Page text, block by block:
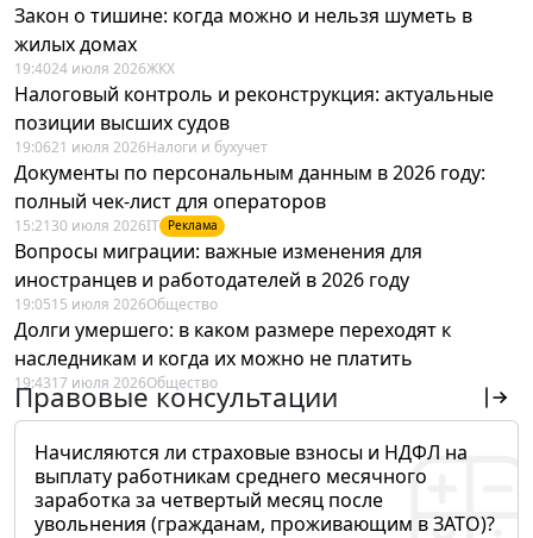
Закон о тишине: когда можно и нельзя шуметь в
жилых домах
19:4024 июля 2026ЖКХ
Налоговый контроль и реконструкция: актуальные
позиции высших судов
19:0621 июля 2026Налоги и бухучет
Документы по персональным данным в 2026 году:
полный чек-лист для операторов
15:21 30 июля 2026IT Реклама
Вопросы миграции: важные изменения для
иностранцев и работодателей в 2026 году
19:0515 июля 2026Общество
Долги умершего: в каком размере переходят к
наследникам и когда их можно не платить
19:4317 июля 2026Общество
Правовые консультации
Начисляются ли страховые взносы и НДФЛ на
выплату работникам среднего месячного
заработка за четвертый месяц после
увольнения (гражданам, проживающим в ЗАТО)?